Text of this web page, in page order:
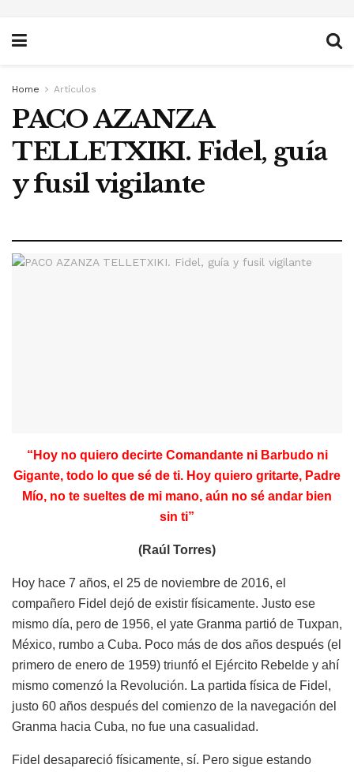
Home Artículos
PACO AZANZA
TELLETXIKI. Fidel, guía
y fusil vigilante
“Hoy no quiero decirte Comandante ni Barbudo ni
Gigante, todo lo que sé de ti. Hoy quiero gritarte, Padre
Mío, no te sueltes de mi mano, aún no sé andar bien
sin ti”
(Raúl Torres)
Hoy hace 7 años, el 25 de noviembre de 2016, el
compañero Fidel dejó de existir físicamente. Justo ese
mismo día, pero de 1956, el yate Granma partió de Tuxpan,
México, rumbo a Cuba. Poco más de dos años después (el
primero de enero de 1959) triunfó el Ejército Rebelde y ahí
mismo comenzó la Revolución. La partida física de Fidel,
justo 60 años después del comienzo de la navegación del
Granma hacia Cuba, no fue una casualidad.
Fidel desapareció físicamente, sí. Pero sigue estando